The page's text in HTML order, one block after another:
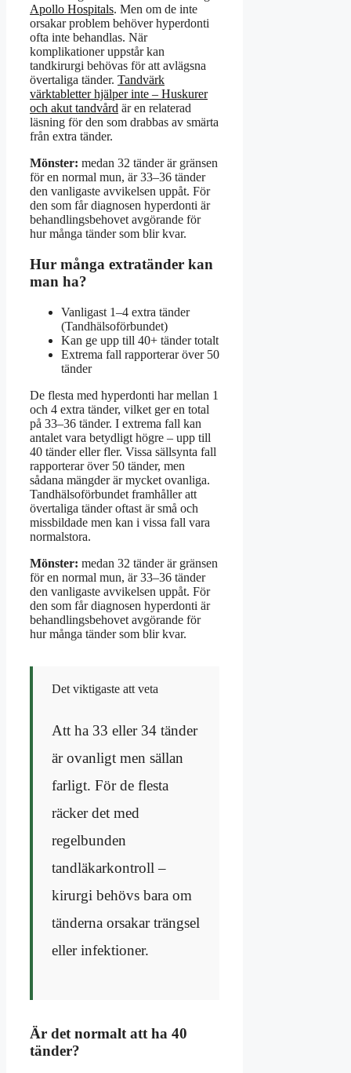
Apollo Hospitals. Men om de inte
orsakar problem behöver hyperdonti
ofta inte behandlas. När
komplikationer uppstår kan
tandkirurgi behövas för att avlägsna
övertaliga tänder. Tandvärk
värktabletter hjälper inte – Huskurer
och akut tandvård är en relaterad
läsning för den som drabbas av smärta
från extra tänder.
Mönster: medan 32 tänder är gränsen
för en normal mun, är 33–36 tänder
den vanligaste avvikelsen uppåt. För
den som får diagnosen hyperdonti är
behandlingsbehovet avgörande för
hur många tänder som blir kvar.
Hur många extratänder kan
man ha?
Vanligast 1–4 extra tänder
(Tandhälsoförbundet)
Kan ge upp till 40+ tänder totalt
Extrema fall rapporterar över 50
tänder
De flesta med hyperdonti har mellan 1
och 4 extra tänder, vilket ger en total
på 33–36 tänder. I extrema fall kan
antalet vara betydligt högre – upp till
40 tänder eller fler. Vissa sällsynta fall
rapporterar över 50 tänder, men
sådana mängder är mycket ovanliga.
Tandhälsoförbundet framhåller att
övertaliga tänder oftast är små och
missbildade men kan i vissa fall vara
normalstora.
Mönster: medan 32 tänder är gränsen
för en normal mun, är 33–36 tänder
den vanligaste avvikelsen uppåt. För
den som får diagnosen hyperdonti är
behandlingsbehovet avgörande för
hur många tänder som blir kvar.
Det viktigaste att veta
Att ha 33 eller 34 tänder
är ovanligt men sällan
farligt. För de flesta
räcker det med
regelbunden
tandläkarkontroll –
kirurgi behövs bara om
tänderna orsakar trängsel
eller infektioner.
Är det normalt att ha 40
tänder?